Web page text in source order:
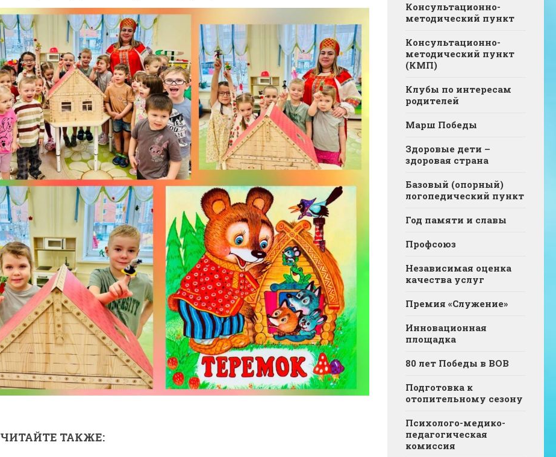
ЧИТАЙТЕ ТАКЖЕ:
Консультационно-
методический пункт
Консультационно-
методический пункт
(КМП)
Клубы по интересам
родителей
Марш Победы
Здоровые дети –
здоровая страна
Базовый (опорный)
логопедический пункт
Год памяти и славы
Профсоюз
Независимая оценка
качества услуг
Премия «Служение»
Инновационная
площадка
80 лет Победы в ВОВ
Подготовка к
отопительному сезону
Психолого-медико-
педагогическая
комиссия